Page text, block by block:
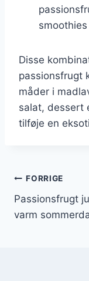
Disse
passionsfrugt
måder i
salat, dessert
tilføje en
FORRIGE
Passionsfrugt
varm